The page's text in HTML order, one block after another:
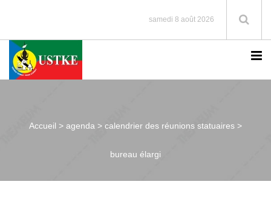
samedi 8 août 2026
Accueil > agenda > calendrier des réunions statuaires >
bureau élargi